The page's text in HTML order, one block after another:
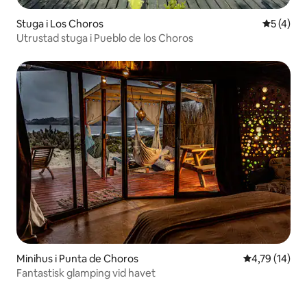
Stuga i Los Choros 5 av 5 i
5 (4)
Utrustad stuga i Pueblo de los Choros
Minihus i Punta de Choros 4,79 av 5 i
4,79 (14)
Fantastisk glamping vid havet